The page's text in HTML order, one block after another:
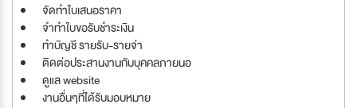
จัดทำใบเสนอราคา
จำทำใบขอรับชำระเงิน
ทำบัญชี รายรับ-รายจ่า
ติดต่อประสานงานกับบุคคลภายนอ
ดูแล website
งานอื่นๆที่ได้รับมอบหมาย